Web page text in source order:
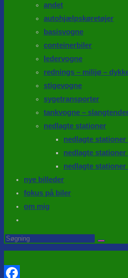
andet
autohjælpskøretøjer
basisvogne
conteinerbiler
ledervogne
rednings – milijø –
stigevogne
sygetransporter
tankvogne –
nedlagte stationer
nedlagte stationer
nedlagte stationer
nedlagte stationer
nye billeder
fokus på biler
om mig
website
search
Search
this
website